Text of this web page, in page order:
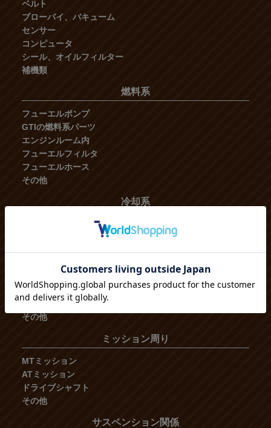
ベルト
ブローバイ、バキューム
センサー
コンピュータ
シール、オイルフィルター
補機類
燃料系
フューエルポンプ
GTIの燃料系パーツ
エンジンルーム内
フューエルフィルタ
フューエルホース
その他
冷却系
オイルクーラー
ホース
フランジ
その他
ミッション周り
MTミッション
ATミッション
ドライブシャフト
その他
サスペンション関係